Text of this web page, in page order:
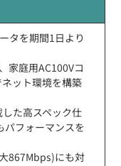
タを期間1日より
家庭用AC100Vコ
ット環境を構築
た高スペック仕
パフォーマンスを
867Mbps)にも対